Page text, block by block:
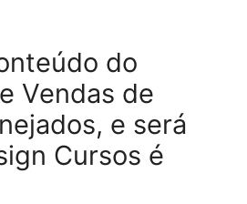
do
Vendas de
e será
Cursos é